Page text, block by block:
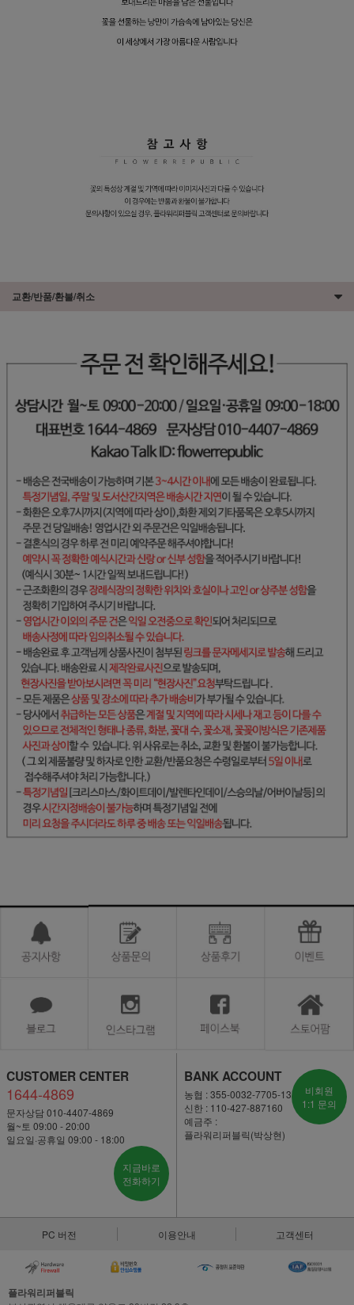
교환/반품/환불/취소
CUSTOMER CENTER
1644-4869
문자상담 010-4407-4869
월~토 09:00 - 20:00
일요일·공휴일 09:00 - 18:00
지금바로
전화하기
BANK ACCOUNT
농협 : 355-0032-7705-13
신한 : 110-427-887160
예금주 :
플라워리퍼블릭(박상현)
비회원
1:1 문의
PC 버전 이용안내 고객센터
플라워리퍼블릭